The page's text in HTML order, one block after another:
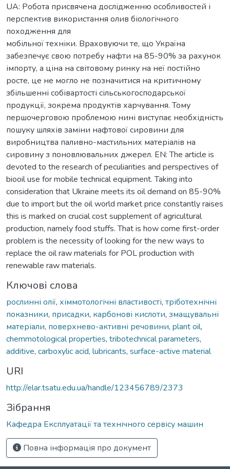
UA: Робота присвячена дослідженню особливостей і
перспектив використання олив біологічного
походження для
мобільної техніки. Враховуючи те, що Україна
забезпечує свою потребу нафти на 85-90% за рахунок
імпорту, а ціна на світовому ринку на неї постійно
росте, це не могло не позначитися на критичному
збільшенні собівартості сільськогосподарської
продукції, зокрема продуктів харчування. Тому
першочерговою проблемою нині виступає необхідність
пошуку шляхів заміни нафтової сировини для
виробництва паливно-мастильних матеріалів на
сировину з поновлювальних джерел. EN: The article is
devoted to the research of peculiarities and perspectives of
biooil use for mobile technical equipment. Taking into
consideration that Ukraine meets its oil demand on 85-90%
due to import but the oil world market price constantly raises
this is marked on crucial cost supplement of agricultural
production, namely food stuffs. That is how come first-order
problem is the necessity of looking for the new ways to
replace the oil raw materials for POL production with
renewable raw materials.
Ключові слова
рослинні олії, хіммотологічні властивості, тріботехнічні
показники, присадки, карбонові кислоти, змащувальні
матеріали, поверхнево-активні речовини, plant oil,
chemmotological properties, tribotechnical parameters,
additive, carboxylic acid, lubricants, surface-active material
URI
http://elar.tsatu.edu.ua/handle/123456789/2373
Зібрання
Кафедра Експлуатації та технічного сервісу машин
Повна інформація про документ